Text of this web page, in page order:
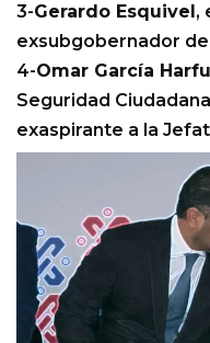
3-Gerardo Esquivel,
exsubgobernador
4-Omar García
Seguridad
exaspirante a la